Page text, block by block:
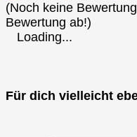
(Noch keine
Bewertung ab!)
Loading...
Für dich vielleicht